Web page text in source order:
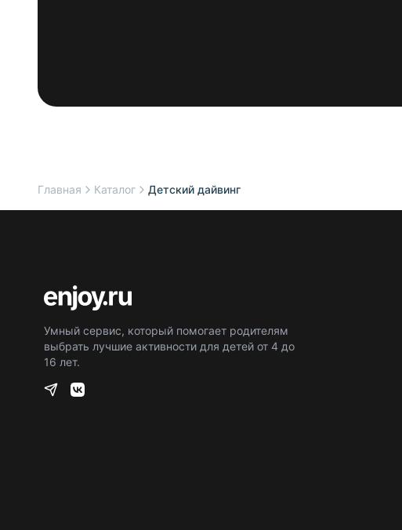
Главная Каталог Детский дайвинг
Умный сервис, который помогает родителям
выбрать лучшие активности для детей от 4 до
16 лет.